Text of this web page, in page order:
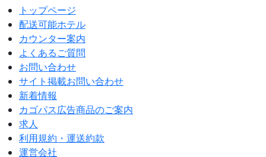
トップページ
配送可能ホテル
カウンター案内
よくあるご質問
お問い合わせ
サイト掲載お問い合わせ
新着情報
カゴパス広告商品のご案内
求人
利用規約・運送約款
運営会社